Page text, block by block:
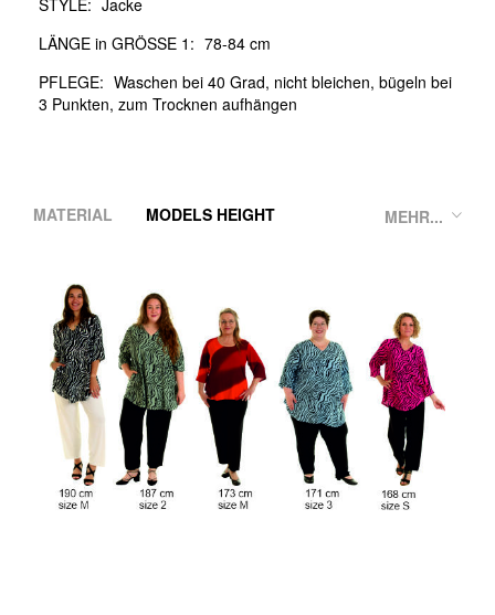
LÄNGE in GRÖSSE 1: 78-84 cm
PFLEGE: Waschen bei 40 Grad, nicht bleichen, bügeln bei
3 Punkten, zum Trocknen aufhängen
MEHR...
MATERIAL MODELS HEIGHT